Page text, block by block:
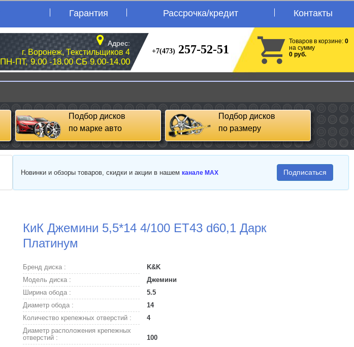
Гарантия Рассрочка/кредит Контакты
Адрес:
г. Воронеж, Текстильщиков 4
ПН-ПТ, 9.00 -18.00 СБ 9.00-14.00
+7(473) 257-52-51
Товаров в корзине: 0
на сумму
0 руб.
Подбор дисков
по марке авто
Подбор дисков
по размеру
Новинки и обзоры товаров, скидки и акции в нашем канале MAX Подписаться
КиК Джемини 5,5*14 4/100 ET43 d60,1 Дарк
Платинум
Бренд диска :
K&K
Модель диска :
Джемини
Ширина обода :
5.5
Диаметр обода :
14
Количество крепежных отверстий :
4
Диаметр расположения крепежных
отверстий :
100